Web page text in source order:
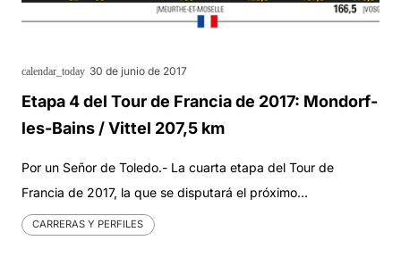
calendar_today 30 de junio de 2017
Etapa 4 del Tour de Francia de 2017: Mondorf-
les-Bains / Vittel 207,5 km
Por un Señor de Toledo.- La cuarta etapa del Tour de
Francia de 2017, la que se disputará el próximo…
CARRERAS Y PERFILES